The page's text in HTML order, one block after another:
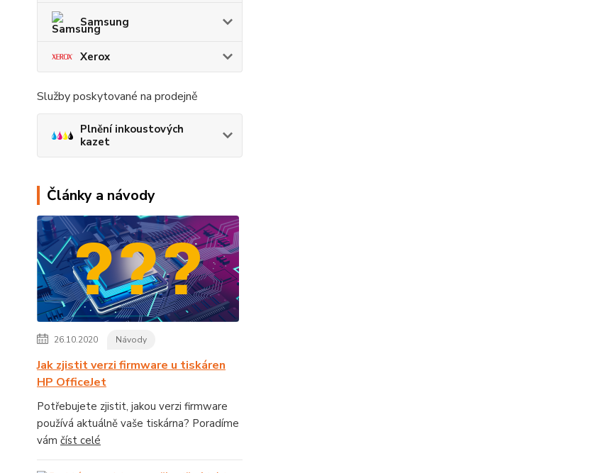
Samsung
Xerox
Služby poskytované na prodejně
Plnění inkoustových
kazet
Články a návody
26.10.2020 Návody
Jak zjistit verzi firmware u tiskáren
HP OfficeJet
Potřebujete zjistit, jakou verzi firmware
používá aktuálně vaše tiskárna? Poradíme
vám číst celé